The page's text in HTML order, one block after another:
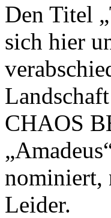
Den Titel
sich hier
CHAOS
nominiert,
Leider.